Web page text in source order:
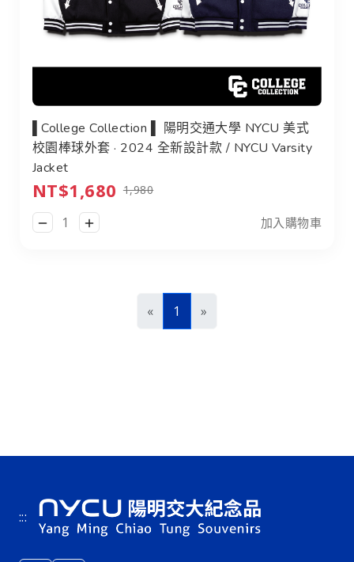
▌College Collection ▌ 陽明交通大學 NYCU 美式
校園棒球外套 · 2024 全新設計款 / NYCU Varsity
Jacket
NT$1,680 1,980
加入購物車
«前一頁
1 »
:::